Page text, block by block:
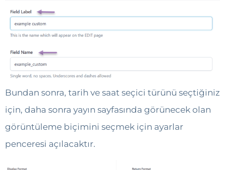
Bundan sonra, tarih ve saat seçici türünü seçtiğiniz
için, daha sonra yayın sayfasında görünecek olan
görüntüleme biçimini seçmek için ayarlar
penceresi açılacaktır.